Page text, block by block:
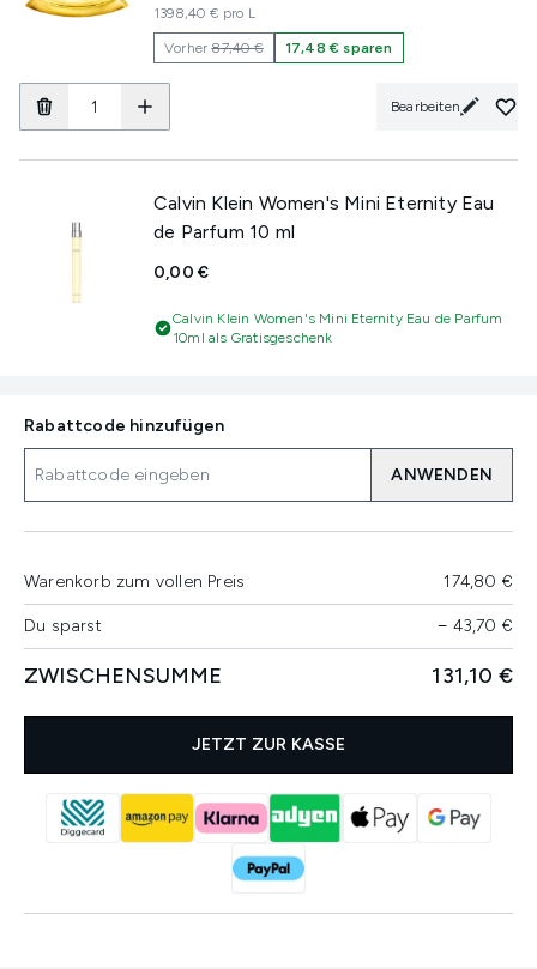
1398,40 € pro L
Vorher87,40 € 17,48 € sparen
Bearbeiten
Calvin Klein Women's Mini Eternity Eau
de Parfum 10 ml
0,00 €
Calvin Klein Women's Mini Eternity Eau de Parfum
10ml als Gratisgeschenk
Rabattcode hinzufügen
ANWENDEN
Warenkorb zum vollen Preis 174,80 €
Du sparst − 43,70 €
ZWISCHENSUMME 131,10 €
JETZT ZUR KASSE